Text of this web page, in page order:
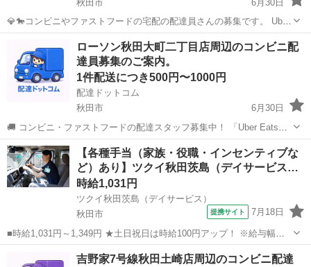
秋田市
6月30日
💎🐎コンビニやファストフードの宅配の配達員さんの募集です。 Uber
eatsや出前館のように配達専用アプリを使用していただき、オファー
内容を確認していただいてから受ける受けないは自由となります。 配
達時の使...
配送 ファストフード
ローソン秋田大町二丁目店周辺のコンビニ配
達員募集のご案内。
1件配送につき500円〜1000円
配達ドットコム
秋田市
6月30日
🚚 コンビニ・ファストフードの配達スタッフ募集中！ 「Uber Eats」
や「出前館」のように、配達専用アプリを使ってお仕事するスタイル
です。 オファー内容を見てから、受けるかどうかを自由に選べます！
✅ 業務内容...
秋田 秋田市 配送
【各種手当（家族・役職・インセンティブな
ど）あり】ツクイ秋田茨島（デイサービス…
時給1,031円
ツクイ秋田茨島（デイサービス）
秋田市
提携サイト 7月18日
■時給1,031円～1,349円 ★土日祝日は時給100円アップ！ ※給与幅は
資格・経験等による ■秋田県秋田市茨島2-11-65 ■パート ■入社日応相
談、即日勤務OK、友達と応募OK、職場見学OKまたは説明会あり、未
その他
吉野家7号線秋田土崎店周辺のコンビニ配達